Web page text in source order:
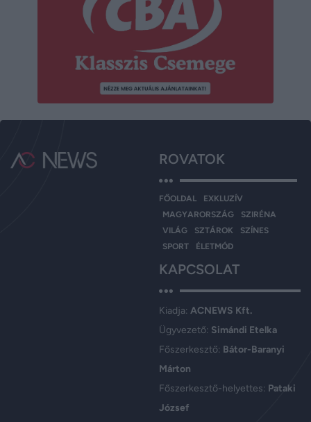
ROVATOK
FŐOLDAL
EXKLUZÍV
MAGYARORSZÁG
SZIRÉNA
VILÁG
SZTÁROK
SZÍNES
SPORT
ÉLETMÓD
KAPCSOLAT
Kiadja: ACNEWS Kft.
Ügyvezető: Simándi Etelka
Főszerkesztő: Bátor-Baranyi
Márton
Főszerkesztő-helyettes: Pataki
József